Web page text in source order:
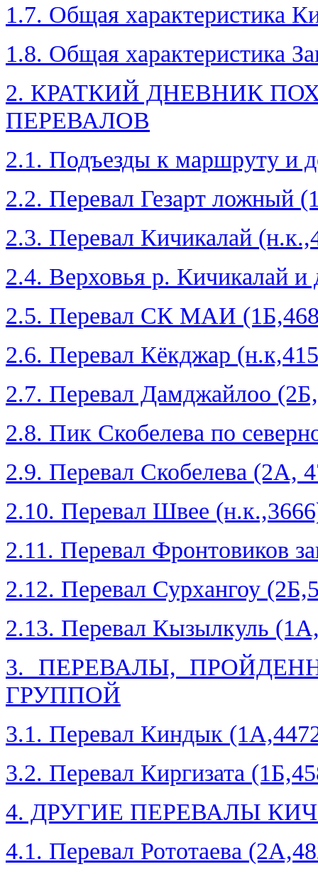
1.7. Общая характеристика
1.8. Общая характеристика
2. КРАТКИЙ ДНЕВНИК
ПЕРЕВАЛОВ
2.1. Подъезды к маршруту и
2.2. Перевал Гезарт ложный
2.3. Перевал Кичикалай
2.4. Верховья р. Кичикалай
2.5. Перевал СК МАИ
2.6. Перевал Кёкджар
2.7. Перевал Дамджайлоо
2.8. Пик Скобелева по
2.9. Перевал Скобелева (2А,
2.10. Перевал Швее
2.11. Перевал Фронтовиков
2.12. Перевал Сурхангоу
2.13. Перевал Кызылкуль
3. ПЕРЕВАЛЫ,
ГРУППОЙ
3.1. Перевал Киндык
3.2. Перевал Киргизата
4. ДРУГИЕ ПЕРЕВАЛЫ
4.1. Перевал Рототаева